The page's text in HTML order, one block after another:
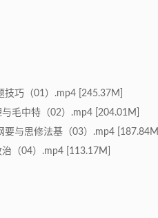
巧（01）.mp4 [245.37M]
毛中特（02）.mp4 [204.01M]
与思修法基（03）.mp4 [187.84M]
（04）.mp4 [113.17M]